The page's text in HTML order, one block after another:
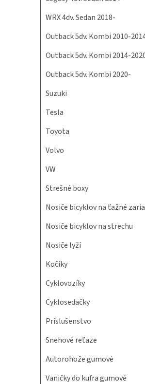
WRX 4dv. Sedan 2018-
Outback 5dv. Kombi 2010-
Outback 5dv. Kombi 2014-
Outback 5dv. Kombi 2020-
Suzuki
Tesla
Toyota
Volvo
VW
Strešné boxy
Nosiče bicyklov na ťažné
Nosiče bicyklov na strechu
Nosiče lyží
Kočíky
Cyklovozíky
Cyklosedačky
Príslušenstvo
Snehové reťaze
Autorohože gumové
Vaničky do kufra gumové